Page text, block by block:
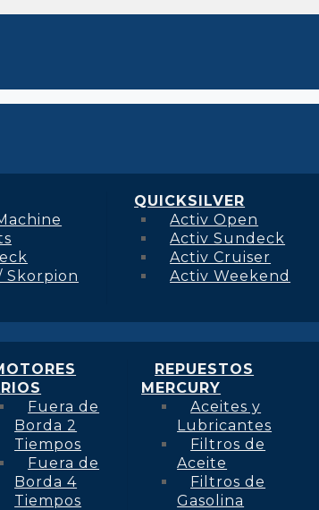
Skorpion
QUICKSILVER
Activ Open
Activ Sundeck
Activ Cruiser
Activ Weekend
Fuera de
Borda 2
Tiempos
Fuera de
Borda 4
Tiempos
REPUESTOS
MERCURY
Aceites y
Lubricantes
Filtros de
Aceite
Filtros de
Gasolina